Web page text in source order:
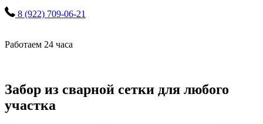
8 (922) 709-06-21
Работаем 24 часа
Забор из сварной сетки для любого
участка